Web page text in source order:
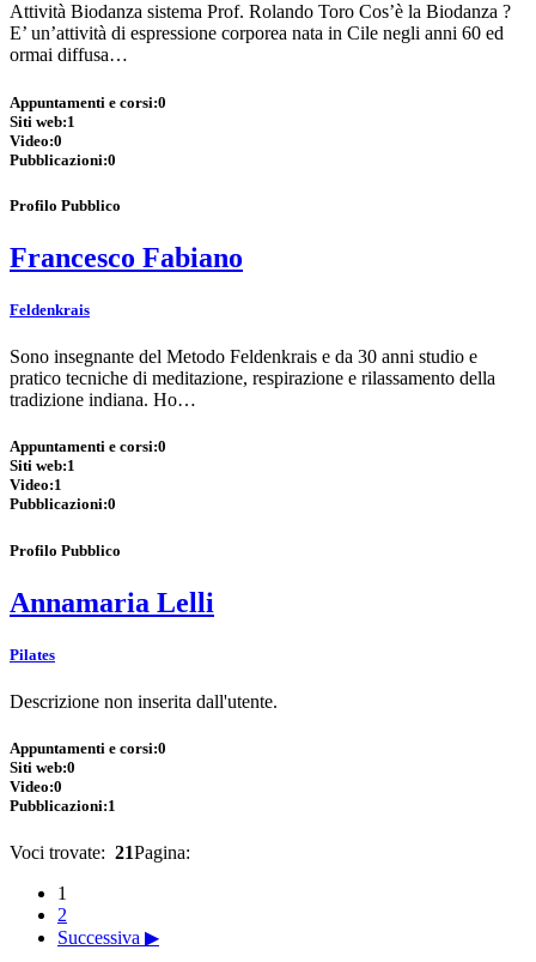
Attività Biodanza sistema Prof. Rolando Toro Cos’è la Biodanza ?
E’ un’attività di espressione corporea nata in Cile negli anni 60 ed
ormai diffusa…
Appuntamenti e corsi:0
Siti web:1
Video:0
Pubblicazioni:0
Profilo Pubblico
Francesco Fabiano
Feldenkrais
Sono insegnante del Metodo Feldenkrais e da 30 anni studio e
pratico tecniche di meditazione, respirazione e rilassamento della
tradizione indiana. Ho…
Appuntamenti e corsi:0
Siti web:1
Video:1
Pubblicazioni:0
Profilo Pubblico
Annamaria Lelli
Pilates
Descrizione non inserita dall'utente.
Appuntamenti e corsi:0
Siti web:0
Video:0
Pubblicazioni:1
Voci trovate: 21Pagina:
1
2
Successiva ▶